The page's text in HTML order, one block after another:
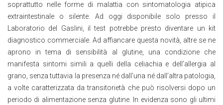
soprattutto nelle forme di malattia con sintomatologia atipica
extraintestinale o silente. Ad oggi disponibile solo presso il
Laboratorio del Gaslini, il test potrebbe presto diventare un kit
diagnostico commerciale. Ad affiancare questa novità, altre se ne
aprono in tema di sensibilità al glutine, una condizione che
manifesta sintomi simili a quelli della celiachia e dell’allergia al
grano, senza tuttavia la presenza né dall’una né dall’altra patologia,
a volte caratterizzata da transitorietà che può risolversi dopo un
periodo di alimentazione senza glutine. In evidenza sono gli ultimi